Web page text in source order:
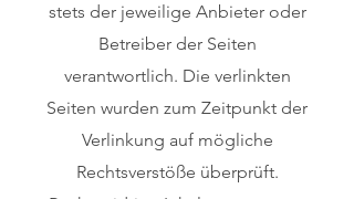
stets der jeweilige Anbieter oder
Betreiber der Seiten
verantwortlich. Die verlinkten
Seiten wurden zum Zeitpunkt der
Verlinkung auf mögliche
Rechtsverstöße überprüft.